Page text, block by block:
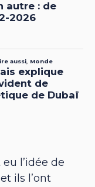
l’idée de
ils l’ont